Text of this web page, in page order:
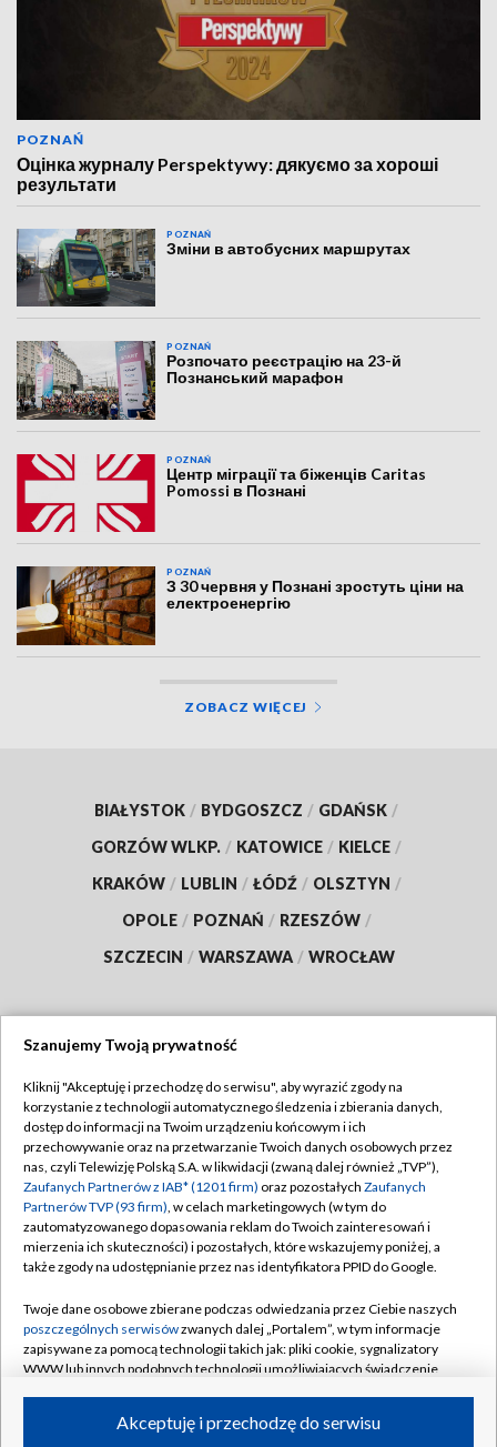
POZNAŃ
Оцінка журналу Perspektywy: дякуємо за хороші
результати
POZNAŃ
Зміни в автобусних маршрутах
POZNAŃ
Розпочато реєстрацію на 23-й
Познанський марафон
POZNAŃ
Центр міграції та біженців Caritas
Pomossi в Познані
POZNAŃ
З 30 червня у Познані зростуть ціни на
електроенергію
ZOBACZ WIĘCEJ
BIAŁYSTOK / BYDGOSZCZ / GDAŃSK /
GORZÓW WLKP. / KATOWICE / KIELCE /
KRAKÓW / LUBLIN / ŁÓDŹ / OLSZTYN /
OPOLE / POZNAŃ / RZESZÓW /
SZCZECIN / WARSZAWA / WROCŁAW
TVP
Abonament TVP
Emisja w TVP
Centrum informacji TVP
Naziemna Telewizja Cyfrowa
Rada Programowa
System NOS
Informacje o nadawcy
Program dla prasy
Regulamin TVP
Polityka prywatności
Moje zgody
Pomoc
Kontakt
Kanały
Szanujemy Twoją prywatność
Kliknij "Akceptuję i przechodzę do serwisu", aby wyrazić zgody na
korzystanie z technologii automatycznego śledzenia i zbierania danych,
dostęp do informacji na Twoim urządzeniu końcowym i ich
przechowywanie oraz na przetwarzanie Twoich danych osobowych przez
nas, czyli Telewizję Polską S.A. w likwidacji (zwaną dalej również „TVP”),
Zaufanych Partnerów z IAB* (1201 firm) oraz pozostałych Zaufanych
Partnerów TVP (93 firm), w celach marketingowych (w tym do
zautomatyzowanego dopasowania reklam do Twoich zainteresowań i
mierzenia ich skuteczności) i pozostałych, które wskazujemy poniżej, a
także zgody na udostępnianie przez nas identyfikatora PPID do Google.
Twoje dane osobowe zbierane podczas odwiedzania przez Ciebie naszych
poszczególnych serwisówzwanych dalej „Portalem”, w tym informacje
zapisywane za pomocą technologii takich jak: pliki cookie, sygnalizatory
WWW lub innych podobnych technologii umożliwiających świadczenie
ruchu w Internecie.Akceptuję i przechodzę do serwisu